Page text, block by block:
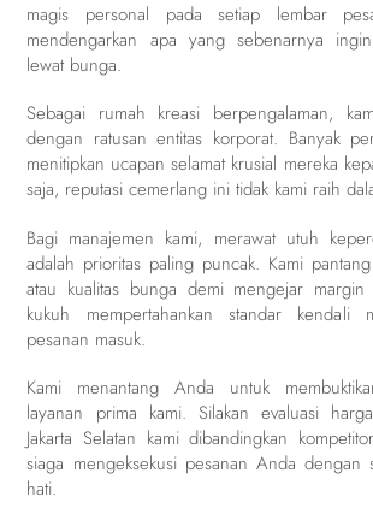
magis personal pada setiap lembar
mendengarkan apa yang sebenarnya
lewat bunga.
Sebagai rumah kreasi berpengalaman,
dengan ratusan entitas korporat. Banyak
menitipkan ucapan selamat krusial mereka
saja, reputasi cemerlang ini tidak kami raih
Bagi manajemen kami, merawat utuh
adalah prioritas paling puncak. Kami
atau kualitas bunga demi mengejar margin
kukuh mempertahankan standar kendali
pesanan masuk.
Kami menantang Anda untuk
layanan prima kami. Silakan evaluasi
Jakarta Selatan kami dibandingkan
siaga mengeksekusi pesanan Anda dengan
hati.